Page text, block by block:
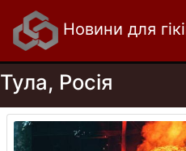
Новини для
Тула, Росія